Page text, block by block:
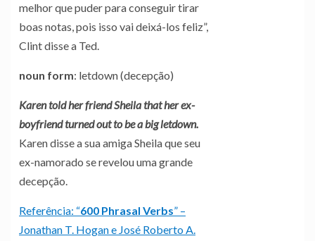
melhor que puder para conseguir tirar
boas notas, pois isso vai deixá-los feliz”,
Clint disse a Ted.
noun form: letdown (decepção)
Karen told her friend Sheila that her ex-
boyfriend turned out to be a big letdown.
Karen disse a sua amiga Sheila que seu
ex-namorado se revelou uma grande
decepção.
Referência: “600 Phrasal Verbs” –
Jonathan T. Hogan e José Roberto A.